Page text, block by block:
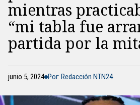
mientras
“mi tabla fue
partida por la
junio 5, 2024 Por: Redacción NTN24